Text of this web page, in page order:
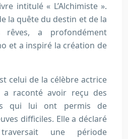
intitulé « L’Alchimiste ».
la quête du destin et de la
a profondément
et a inspiré la création de
celui de la célèbre actrice
raconté avoir reçu des
qui lui ont permis de
difficiles. Elle a déclaré
une période